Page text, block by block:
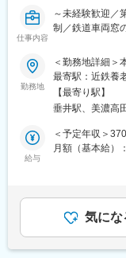
■研修体制：
経験に応じてに
輩社員がついて
他にも資格取得
プができる環境
■キャリアアップ
ます。また、状
も可能です。
ため、年間休日
取得も全日、半
す。
業務や安全に支
仕事内容
～未経験歓迎／
制／鉄道車両窓
川崎重工グルー
バス用窓やドア
■業務詳細：
・鉄道車両用
・アルミ形材の
入社後、まずは
務からお任せし
す。文理問わ
勤務地
＜勤務地詳細＞
最寄駅：近鉄養
更の範囲：会社
【最寄り駅】
垂井駅、美濃高
給与
＜予定年収＞
月額（基本給）
でも目安の金額
す。月給(月額)
気にな